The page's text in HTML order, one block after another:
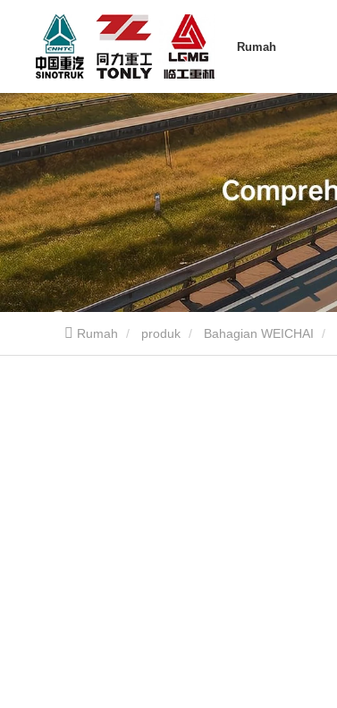
Rumah
Rumah produk Bahagian WEICHAI